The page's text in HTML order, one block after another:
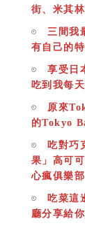
街、米其
三間我
有自己的
享受日
吃到我每
原來
的Tokyo
吃對巧
果」高可
心瘋俱樂部
吃菜這
廳分享給